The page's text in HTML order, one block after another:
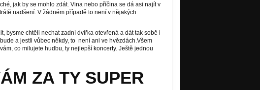
jak by se mohlo zdát. Vina nebo příčina se dá asi najít v
nadšení. V žádném případě to není v nějakých
bysme chtěli nechat zadní dvířka otevřená a dát tak sobě i
a jestli vůbec někdy, to není ani ve hvězdách.Všem
co milujete hudbu, ty nejlepší koncerty. Ještě jednou
ZA TY SUPER